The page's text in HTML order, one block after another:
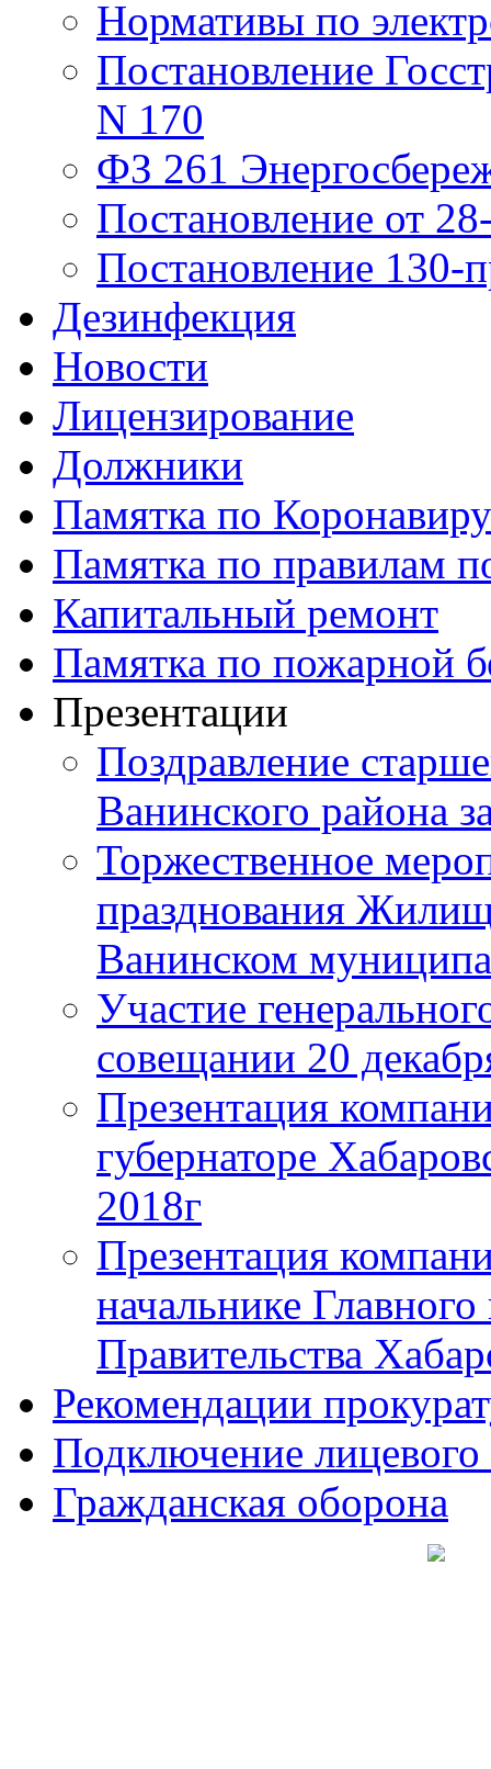
Нормативы по
Постановление
N 170
ФЗ 261
Постановление от
Постановление 130-
Дезинфекция
Новости
Лицензирование
Должники
Памятка по
Памятка по правилам
Капитальный ремонт
Памятка по пожарной
Презентации
Поздравление
Ванинского района
Торжественное
празднования
Ванинском
Участие
совещании 20
Презентация
губернаторе
2018г
Презентация
начальнике
Правительства
Рекомендации
Подключение
Гражданская оборона